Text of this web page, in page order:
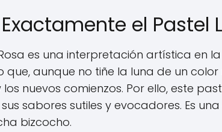
el Pastel
es una interpretación artística en
que, aunque no tiñe la luna de un
nuevos comienzos. Por ello, este
sabores sutiles y evocadores. Es
bizcocho.